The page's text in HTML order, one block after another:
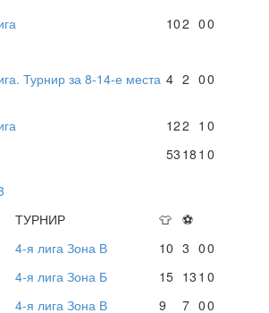
102 00
Турнир за 8-14-е места 4 2 00
122 1 0
53 18 1 0
ТУРНИР 👕 ⚽
4-я лига Зона В 10 3 00
4-я лига Зона Б 15 13 1 0
4-я лига Зона В 9 7 00